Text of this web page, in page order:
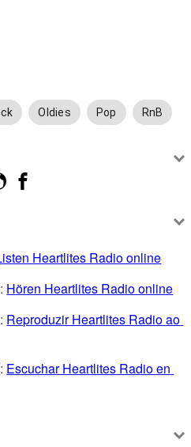
Oldies Pop RnB
Heartlites Radio online
Hören Heartlites Radio online
Reproduzir Heartlites Radio ao
Escuchar Heartlites Radio en